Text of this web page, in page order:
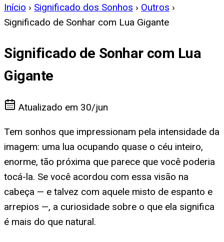
Início › Significado dos Sonhos › Outros ›
Significado de Sonhar com Lua Gigante
Significado de Sonhar com Lua
Gigante
Atualizado em 30/jun
Tem sonhos que impressionam pela intensidade da
imagem: uma lua ocupando quase o céu inteiro,
enorme, tão próxima que parece que você poderia
tocá-la. Se você acordou com essa visão na
cabeça — e talvez com aquele misto de espanto e
arrepios —, a curiosidade sobre o que ela significa
é mais do que natural.